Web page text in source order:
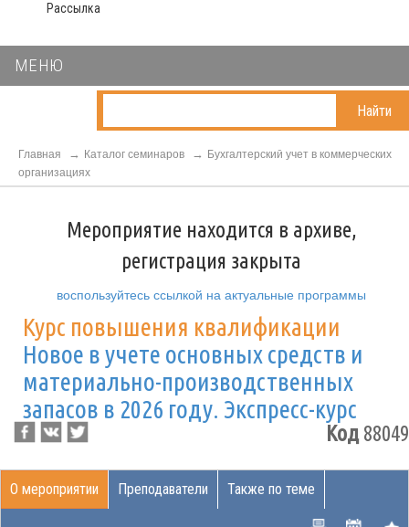
Рассылка
МЕНЮ
Найти
Главная Каталог семинаров
Бухгалтерский учет в коммерческих
организациях
Мероприятие находится в архиве,
регистрация закрыта
воспользуйтесь ссылкой на актуальные программы
Курс повышения квалификации
Новое в учете основных средств и
материально-производственных
запасов в 2026 году. Экспресс-курс
Код88049
О мероприятии Преподаватели Также по теме